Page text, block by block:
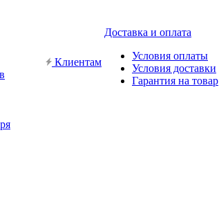
Клиентам
Доставка и оплата
Условия оплаты
Условия доставки
Гарантия на товар